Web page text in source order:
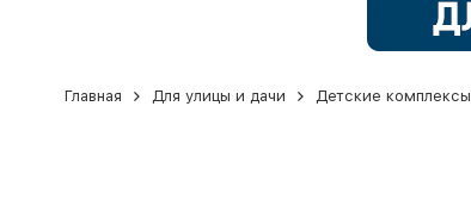
Главная Для улицы и дачи Детские комплексы